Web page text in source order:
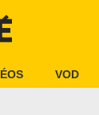
VOD